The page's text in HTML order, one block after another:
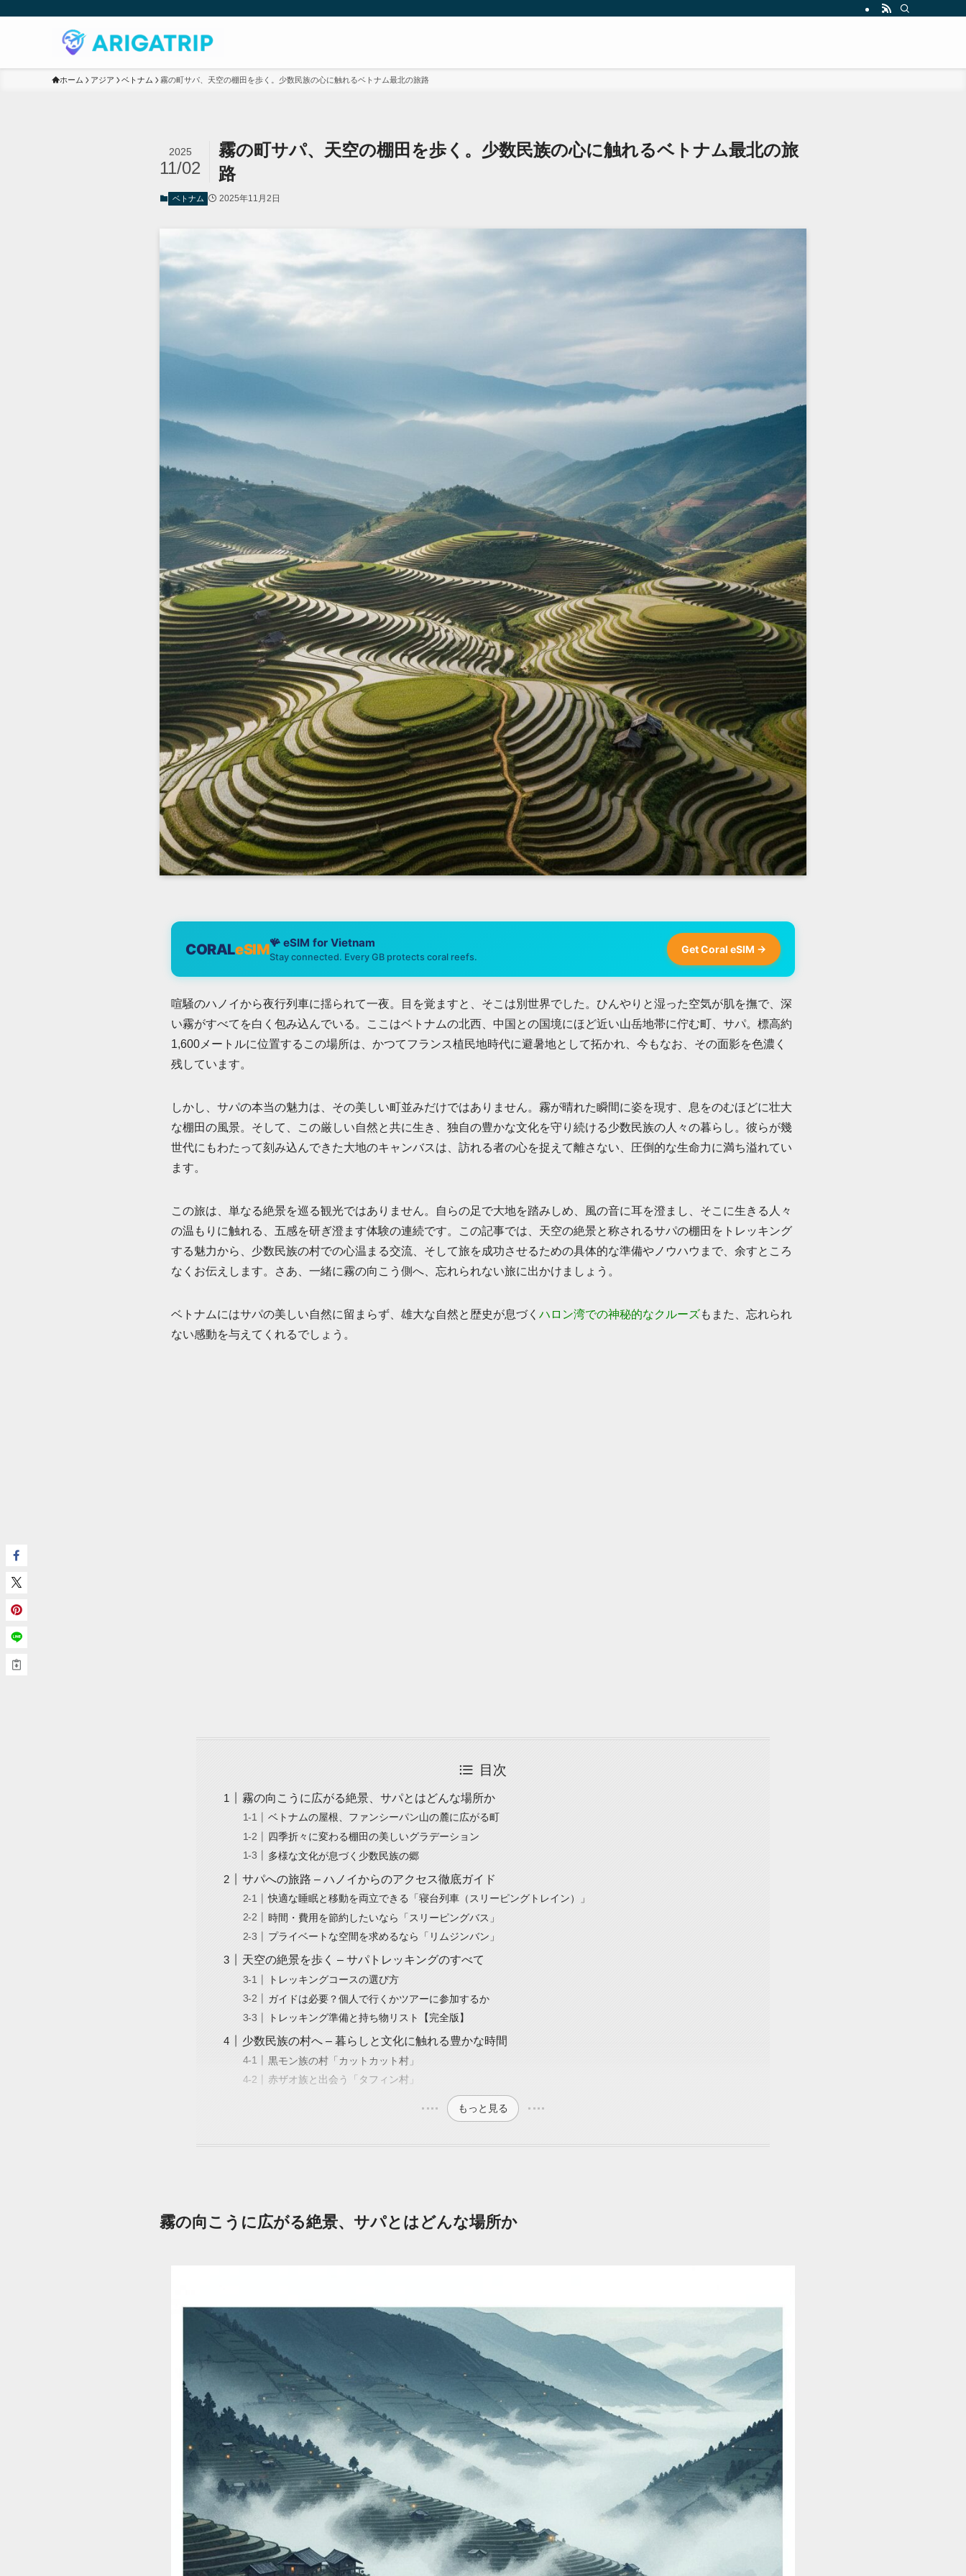
ホーム アジア ベトナム 霧の町サパ、天空の棚田を歩く。少数民族の心に触れるベトナム最北の旅路
霧の町サパ、天空の棚田を歩く。少数民族の心に触れるベトナム最北の旅
路
2025
11/02
ベトナム 2025年11月2日
CORALeSIM🪸 eSIM forVietnam
Stay connected. Every GB protects coral reefs.
Get Coral eSIM →
喧騒のハノイから夜行列車に揺られて一夜。目を覚ますと、そこは別世界でした。ひんやりと湿った空気が肌を撫で、深
い霧がすべてを白く包み込んでいる。ここはベトナムの北西、中国との国境にほど近い山岳地帯に佇む町、サパ。標高約
1,600メートルに位置するこの場所は、かつてフランス植民地時代に避暑地として拓かれ、今もなお、その面影を色濃く
残しています。
しかし、サパの本当の魅力は、その美しい町並みだけではありません。霧が晴れた瞬間に姿を現す、息をのむほどに壮大
な棚田の風景。そして、この厳しい自然と共に生き、独自の豊かな文化を守り続ける少数民族の人々の暮らし。彼らが幾
世代にもわたって刻み込んできた大地のキャンバスは、訪れる者の心を捉えて離さない、圧倒的な生命力に満ち溢れてい
ます。
この旅は、単なる絶景を巡る観光ではありません。自らの足で大地を踏みしめ、風の音に耳を澄まし、そこに生きる人々
の温もりに触れる、五感を研ぎ澄ます体験の連続です。この記事では、天空の絶景と称されるサパの棚田をトレッキング
する魅力から、少数民族の村での心温まる交流、そして旅を成功させるための具体的な準備やノウハウまで、余すところ
なくお伝えします。さあ、一緒に霧の向こう側へ、忘れられない旅に出かけましょう。
ベトナムにはサパの美しい自然に留まらず、雄大な自然と歴史が息づく ハロン湾での神秘的なクルーズもまた、忘れられ
ない感動を与えてくれるでしょう。
目次
霧の向こうに広がる絶景、サパとはどんな場所か
ベトナムの屋根、ファンシーパン山の麓に広がる町
四季折々に変わる棚田の美しいグラデーション
多様な文化が息づく少数民族の郷
サパへの旅路 – ハノイからのアクセス徹底ガイド
快適な睡眠と移動を両立できる「寝台列車（スリーピングトレイン）」
時間・費用を節約したいなら「スリーピングバス」
プライベートな空間を求めるなら「リムジンバン」
天空の絶景を歩く – サパトレッキングのすべて
トレッキングコースの選び方
ガイドは必要？個人で行くかツアーに参加するか
トレッキング準備と持ち物リスト【完全版】
少数民族の村へ – 暮らしと文化に触れる豊かな時間
黒モン族の村「カットカット村」
赤ザオ族と出会う「タフィン村」
もっと見る
霧の向こうに広がる絶景、サパとはどんな場所か